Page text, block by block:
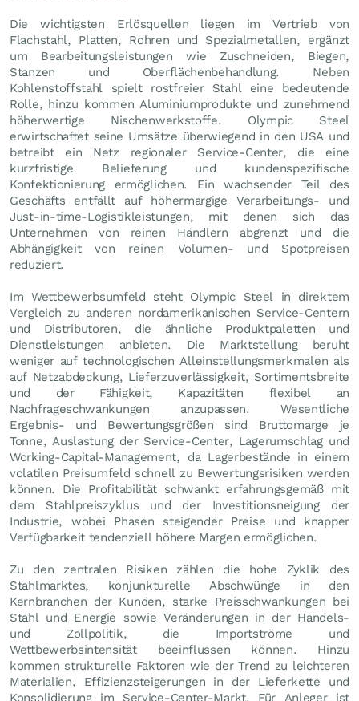
Die wichtigsten Erlösquellen liegen im Vertrieb von
Flachstahl, Platten, Rohren und Spezialmetallen, ergänzt
um Bearbeitungsleistungen wie Zuschneiden, Biegen,
Stanzen und Oberflächenbehandlung. Neben
Kohlenstoffstahl spielt rostfreier Stahl eine bedeutende
Rolle, hinzu kommen Aluminiumprodukte und zunehmend
höherwertige Nischenwerkstoffe. Olympic Steel
erwirtschaftet seine Umsätze überwiegend in den USA und
betreibt ein Netz regionaler Service-Center, die eine
kurzfristige Belieferung und kundenspezifische
Konfektionierung ermöglichen. Ein wachsender Teil des
Geschäfts entfällt auf höhermargige Verarbeitungs- und
Just-in-time-Logistikleistungen, mit denen sich das
Unternehmen von reinen Händlern abgrenzt und die
Abhängigkeit von reinen Volumen- und Spotpreisen
reduziert.
Im Wettbewerbsumfeld steht Olympic Steel in direktem
Vergleich zu anderen nordamerikanischen Service-Centern
und Distributoren, die ähnliche Produktpaletten und
Dienstleistungen anbieten. Die Marktstellung beruht
weniger auf technologischen Alleinstellungsmerkmalen als
auf Netzabdeckung, Lieferzuverlässigkeit, Sortimentsbreite
und der Fähigkeit, Kapazitäten flexibel an
Nachfrageschwankungen anzupassen. Wesentliche
Ergebnis- und Bewertungsgrößen sind Bruttomarge je
Tonne, Auslastung der Service-Center, Lagerumschlag und
Working-Capital-Management, da Lagerbestände in einem
volatilen Preisumfeld schnell zu Bewertungsrisiken werden
können. Die Profitabilität schwankt erfahrungsgemäß mit
dem Stahlpreiszyklus und der Investitionsneigung der
Industrie, wobei Phasen steigender Preise und knapper
Verfügbarkeit tendenziell höhere Margen ermöglichen.
Zu den zentralen Risiken zählen die hohe Zyklik des
Stahlmarktes, konjunkturelle Abschwünge in den
Kernbranchen der Kunden, starke Preisschwankungen bei
Stahl und Energie sowie Veränderungen in der Handels-
und Zollpolitik, die Importströme und
Wettbewerbsintensität beeinflussen können. Hinzu
kommen strukturelle Faktoren wie der Trend zu leichteren
Materialien, Effizienzsteigerungen in der Lieferkette und
Konsolidierung im Service-Center-Markt. Für Anleger ist